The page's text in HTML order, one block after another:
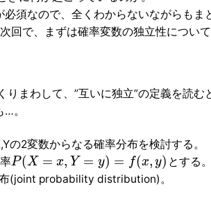
須なので、全くわからないながらもま
回で、まずは確率変数の独立性について
まわして、”互いに独立”の定義を読む
。
の2変数からなる確率分布を検討する。
P(X = x, Y = y) = f(x, y) とする。
(joint probability distribution)。